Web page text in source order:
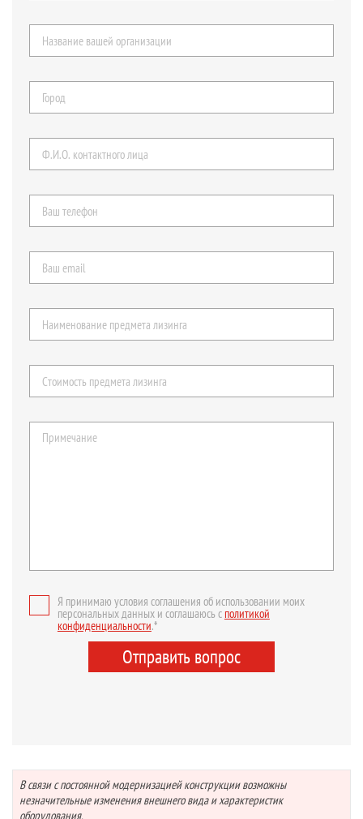
Я принимаю условия соглашения об использовании моих
персональных данных и соглашаюсь сполитикой
конфиденциальности.*
Отправить вопрос
В связи с постоянной модернизацией конструкции возможны
незначительные изменения внешнего вида и характеристик
оборудования.